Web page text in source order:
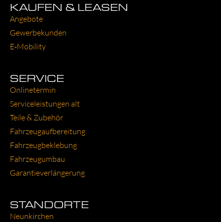
KAUFEN & LEASEN
Ange­bo­te
Gewer­be­kun­den
E‑Mobility
SERVICE
Online­ter­min
Ser­vice­leis­tun­gen alt
Tei­le & Zube­hör
Fahr­zeug­auf­be­rei­tung
Fahr­zeug­be­kle­bung
Fahr­zeug­um­bau
Garantie­verlängerung
STANDORTE
Neun­kir­chen